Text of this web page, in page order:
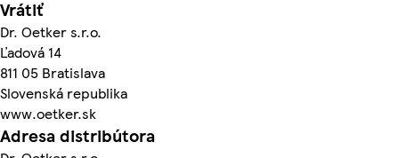
Vrátiť
Dr. Oetker s.r.o.
Ľadová 14
811 05 Bratislava
Slovenská republika
www.oetker.sk
Adresa distribútora